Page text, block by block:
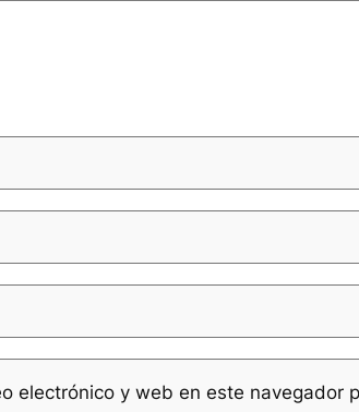
electrónico y web en este navegador